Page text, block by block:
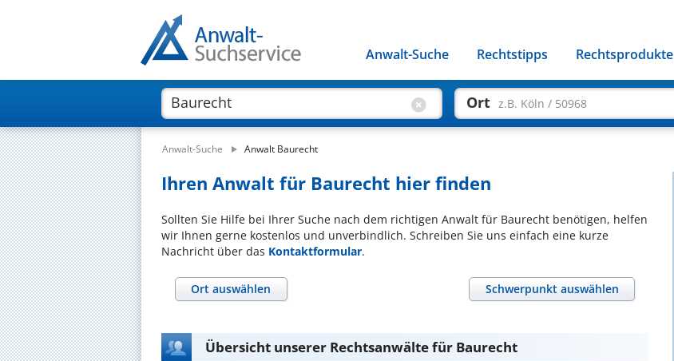
Anwalt-Suche Rechtstipps Rechtsprodukte
Ort z.B. Köln / 50968
Anwalt-Suche Anwalt Baurecht
Ihren Anwalt für Baurecht hier finden
Sollten Sie Hilfe bei Ihrer Suche nach dem richtigen Anwalt für Baurecht benötigen, helfen
wir Ihnen gerne kostenlos und unverbindlich. Schreiben Sie uns einfach eine kurze
Nachricht über das Kontaktformular.
Ort auswählen Schwerpunkt auswählen
Übersicht unserer Rechtsanwälte für Baurecht